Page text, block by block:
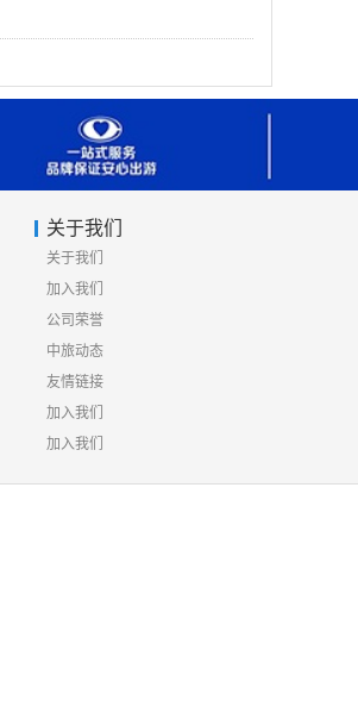
关于我们
关于我们
加入我们
公司荣誉
中旅动态
友情链接
加入我们
加入我们